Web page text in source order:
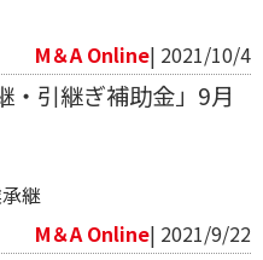
M＆A Online| 2021/10/4
・引継ぎ補助金」9月
継
M＆A Online| 2021/9/22